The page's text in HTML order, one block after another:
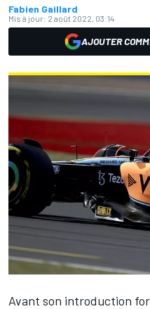
Fabien Gaillard
Mis à jour: 2 août 2022, 03:14
AJOUTER
Avant son introduction